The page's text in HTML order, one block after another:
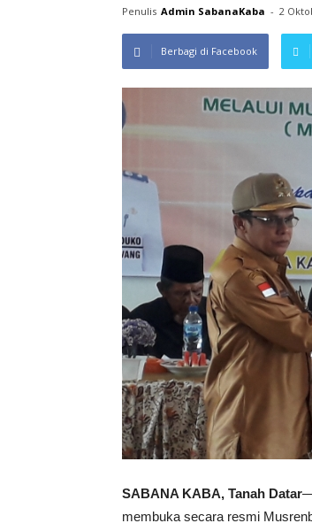
Penulis Admin SabanaKaba - 2
Berbagi di Facebook
SABANA KABA, Tanah Datar
membuka secara resmi